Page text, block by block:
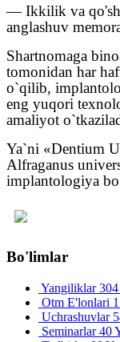
— Ikkilik va
anglashuv
Shartnomaga
tomonidan har
o`qilib,
eng yuqori
amaliyot
Ya`ni «Dentium
Alfraganus
implantologiya
Bo'limlar
Yangiliklar
Otm E'lonlari
Uchrashuvlar
Seminarlar40